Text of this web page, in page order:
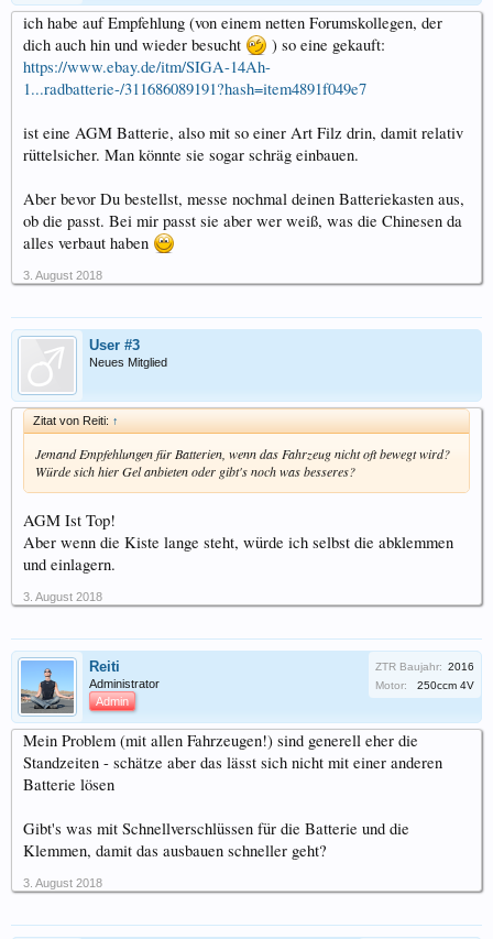
ich habe auf Empfehlung (von einem netten Forumskollegen, der
dich auch hin und wieder besucht
) so eine gekauft:
https://www.ebay.de/itm/SIGA-14Ah-
1...radbatterie-/311686089191?hash=item4891f049e7
ist eine AGM Batterie, also mit so einer Art Filz drin, damit relativ
rüttelsicher. Man könnte sie sogar schräg einbauen.
Aber bevor Du bestellst, messe nochmal deinen Batteriekasten aus,
ob die passt. Bei mir passt sie aber wer weiß, was die Chinesen da
alles verbaut haben
3. August 2018
User #3
Neues Mitglied
Zitat von Reiti: ↑
Jemand Empfehlungen für Batterien, wenn das Fahrzeug nicht oft bewegt wird?
Würde sich hier Gel anbieten oder gibt's noch was besseres?
AGM Ist Top!
Aber wenn die Kiste lange steht, würde ich selbst die abklemmen
und einlagern.
3. August 2018
Reiti
Administrator
Admin
ZTR Baujahr: 2016
Motor:
250ccm 4V
Mein Problem (mit allen Fahrzeugen!) sind generell eher die
Standzeiten - schätze aber das lässt sich nicht mit einer anderen
Batterie lösen
Gibt's was mit Schnellverschlüssen für die Batterie und die
Klemmen, damit das ausbauen schneller geht?
3. August 2018